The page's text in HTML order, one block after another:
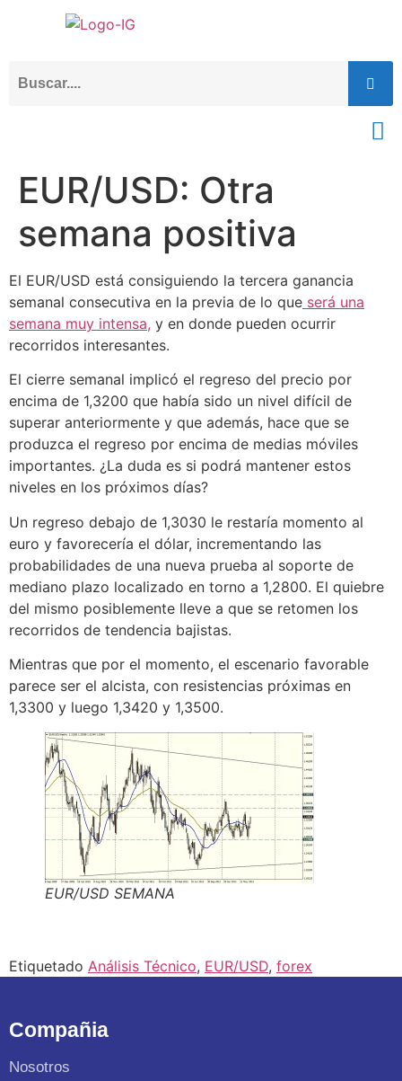
EUR/USD: Otra
semana positiva
El EUR/USD está consiguiendo la tercera ganancia
semanal consecutiva en la previa de lo que será una
semana muy intensa, y en donde pueden ocurrir
recorridos interesantes.
El cierre semanal implicó el regreso del precio por
encima de 1,3200 que había sido un nivel difícil de
superar anteriormente y que además, hace que se
produzca el regreso por encima de medias móviles
importantes. ¿La duda es si podrá mantener estos
niveles en los próximos días?
Un regreso debajo de 1,3030 le restaría momento al
euro y favorecería el dólar, incrementando las
probabilidades de una nueva prueba al soporte de
mediano plazo localizado en torno a 1,2800. El quiebre
del mismo posiblemente lleve a que se retomen los
recorridos de tendencia bajistas.
Mientras que por el momento, el escenario favorable
parece ser el alcista, con resistencias próximas en
1,3300 y luego 1,3420 y 1,3500.
EUR/USD SEMANA
Etiquetado Análisis Técnico, EUR/USD, forex
Compañia
Nosotros